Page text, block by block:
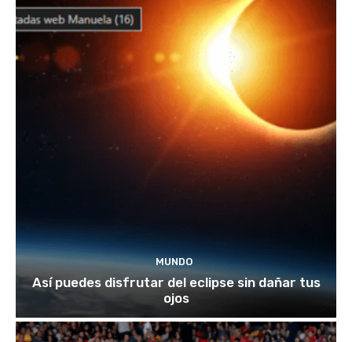
MUNDO
Así puedes disfrutar del eclipse sin dañar tus
ojos